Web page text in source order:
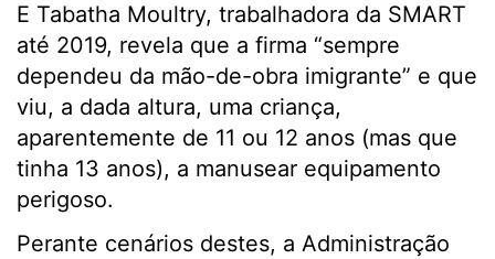
E Tabatha Moultry, trabalhadora da SMART
até 2019, revela que a firma “sempre
dependeu da mão-de-obra imigrante” e que
viu, a dada altura, uma criança,
aparentemente de 11 ou 12 anos (mas que
tinha 13 anos), a manusear equipamento
perigoso.
Perante cenários destes, a Administração